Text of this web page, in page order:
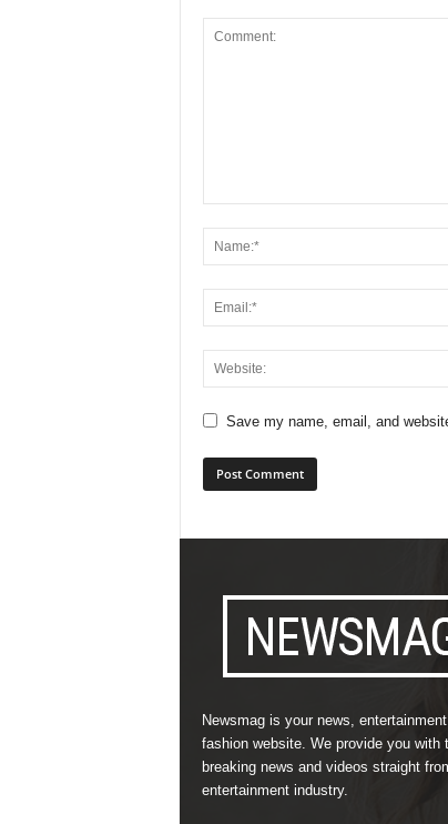
Save my name, email, and
Newsmag is your news,
fashion website. We provide you with
breaking news and videos straight
entertainment industry.